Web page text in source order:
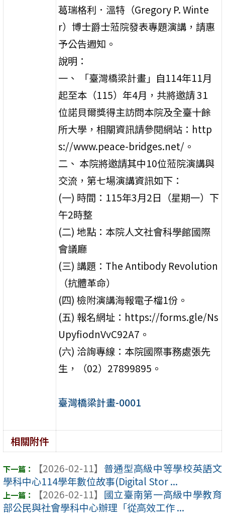
葛瑞格利．溫特（Gregory P. Winte
r）博士爵士蒞院發表專題演講，請惠
予公告週知。
說明：
一、 「臺灣橋梁計畫」自114年11月
起至本（115）年4月，共將邀請 31
位諾貝爾獎得主訪問本院及全臺十餘
所大學，相關資訊請參閱網站：http
s://www.peace-bridges.net/。
二、 本院將邀請其中10位蒞院演講與
交流，第七場演講資訊如下：
(一) 時間：115年3月2日（星期一）下
午2時整
(二) 地點：本院人文社會科學館國際
會議廳
(三) 講題：The Antibody Revolution
（抗體革命）
(四) 檢附演講海報電子檔1份。
(五) 報名網址：https://forms.gle/Ns
UpyfiodnVvC92A7。
(六) 洽詢專線：本院國際事務處張先
生，（02）27899895。
臺灣橋梁計畫-0001
相關附件
【2026-02-11】 普通型高級中等學校英語文
學科中心114學年數位故事(Digital Stor ...
【2026-02-11】 國立臺南第一高級中學教育
部公民與社會學科中心辦理「從高效工作 ...